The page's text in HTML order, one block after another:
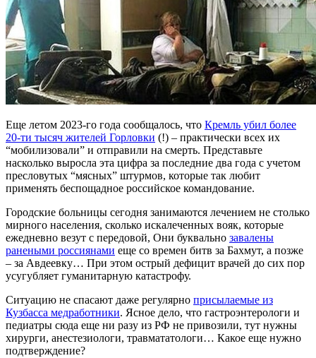
Еще летом 2023-го года сообщалось, что Кремль убил более
20-ти тысяч жителей Горловки (!) – практически всех их
“мобилизовали” и отправили на смерть. Представьте
насколько выросла эта цифра за последние два года с учетом
пресловутых “мясных” штурмов, которые так любит
применять беспощадное российское командование.
Городские больницы сегодня занимаются лечением не столько
мирного населения, сколько искалеченных вояк, которые
ежедневно везут с передовой, Они буквально завалены
ранеными россиянами еще со времен битв за Бахмут, а позже
– за Авдеевку… При этом острый дефицит врачей до сих пор
усугубляет гуманитарную катастрофу.
Ситуацию не спасают даже регулярно присылаемые из
Кузбасса медработники. Ясное дело, что гастроэнтерологи и
педиатры сюда еще ни разу из РФ не привозили, тут нужны
хирурги, анестезиологи, травмататологи… Какое еще нужно
подтверждение?